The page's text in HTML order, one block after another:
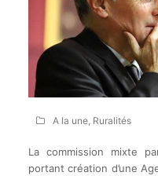
A la une, Ruralités
La commission mixte
portant création d’une